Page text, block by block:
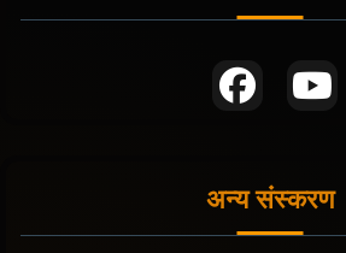
अन्य संस्करण